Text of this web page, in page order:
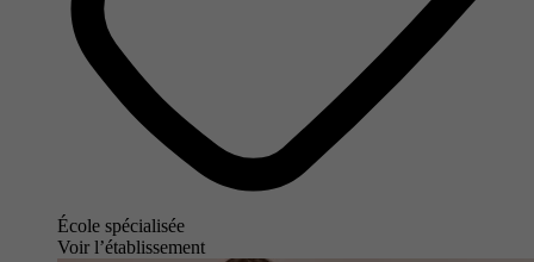
École spécialisée
Voir l’établissement